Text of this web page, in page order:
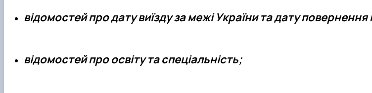
відомостей про дату виїзду за межі України та дату
відомостей про освіту та спеціальність;